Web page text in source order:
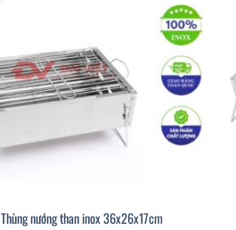
Thùng nướng than inox 36x26x17cm